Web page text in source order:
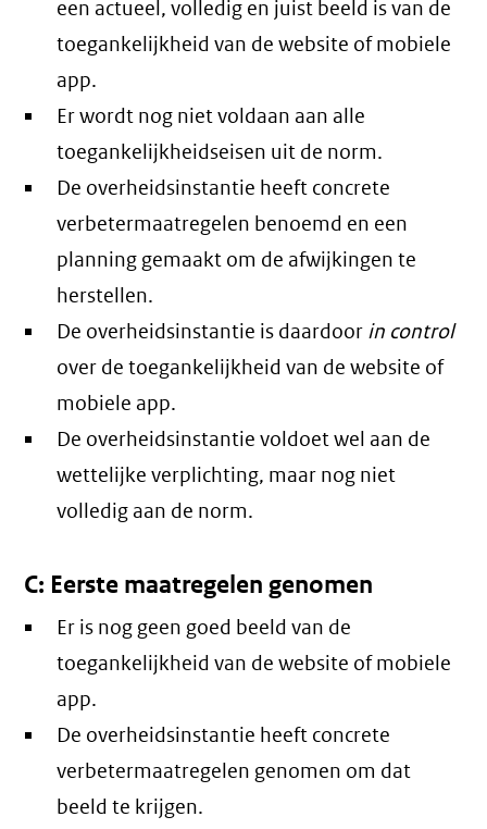
een actueel, volledig en juist beeld is van de
toegankelijkheid van de website of mobiele
app.
Er wordt nog niet voldaan aan alle
toegankelijkheidseisen uit de norm.
De overheidsinstantie heeft concrete
verbetermaatregelen benoemd en een
planning gemaakt om de afwijkingen te
herstellen.
De overheidsinstantie is daardoor in control
over de toegankelijkheid van de website of
mobiele app.
De overheidsinstantie voldoet wel aan de
wettelijke verplichting, maar nog niet
volledig aan de norm.
C: Eerste maatregelen genomen
Er is nog geen goed beeld van de
toegankelijkheid van de website of mobiele
app.
De overheidsinstantie heeft concrete
verbetermaatregelen genomen om dat
beeld te krijgen.